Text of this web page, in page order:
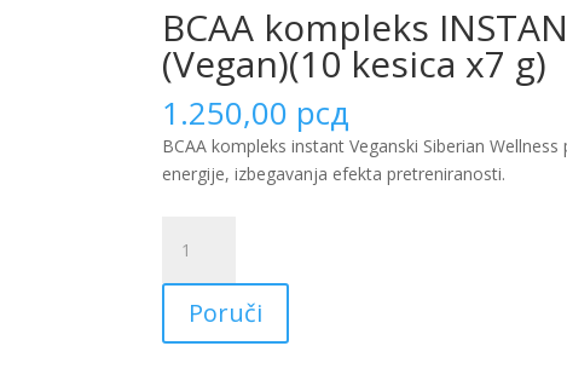
BCAA kompleks
(Vegan)(10 kesica x7 g)
1.250,00 рсд
BCAA kompleks instant Veganski Siberian
energije, izbegavanja efekta pretreniranosti.
kompleks
INSTANT
VEGANSKI
Siberian
Poruči